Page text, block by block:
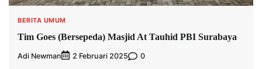
BERITA UMUM
Tim Goes (Bersepeda) Masjid At Tauhid PBI Surabaya
Adi Newman 2 Februari 2025 0